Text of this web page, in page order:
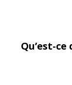
Qu’est-